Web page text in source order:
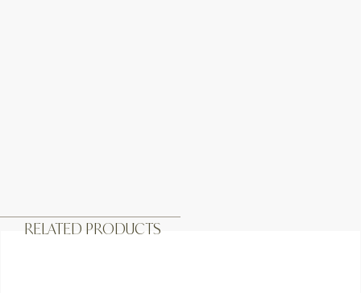
RELATED PRODUCTS